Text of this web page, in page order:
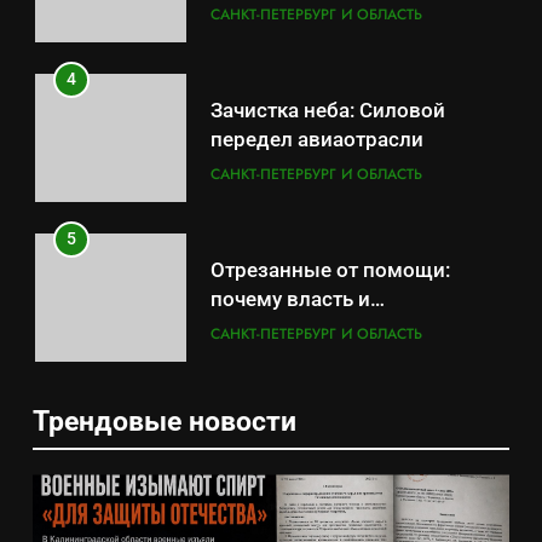
результат управленческих
САНКТ-ПЕТЕРБУРГ И ОБЛАСТЬ
4
Зачистка неба: Силовой
передел авиаотрасли
САНКТ-ПЕТЕРБУРГ И ОБЛАСТЬ
5
Отрезанные от помощи:
почему власть и
маркетплейсы «умывают
САНКТ-ПЕТЕРБУРГ И ОБЛАСТЬ
«Ростех» разъедают изнутри:
идёт ко дну
САНКТ-ПЕТЕРБУРГ И ОБЛАСТЬ
Трендовые новости
5
Отрезанные от помощи:
почему власть и
маркетплейсы «умывают